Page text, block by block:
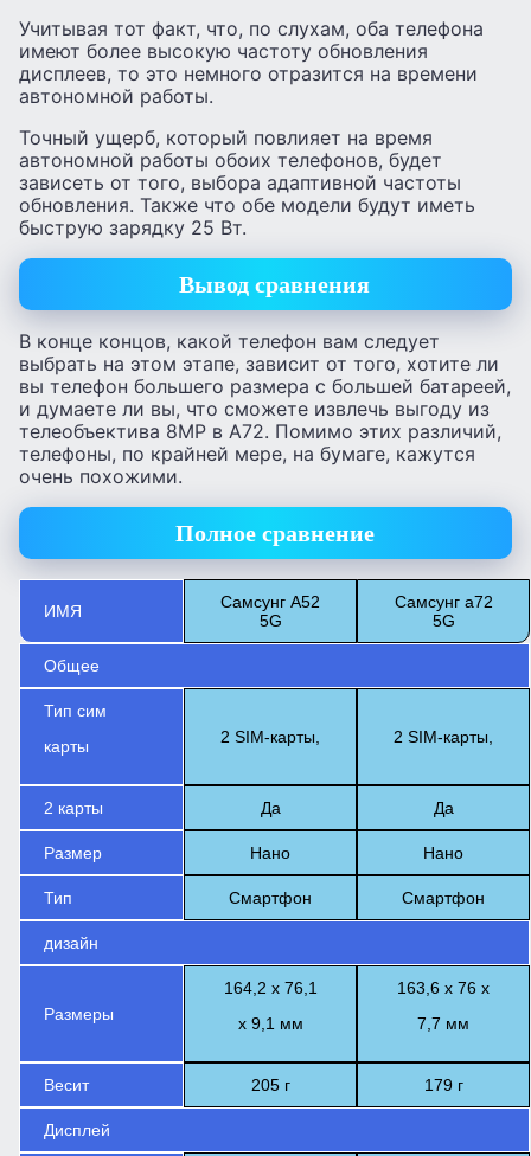
Учитывая тот факт, что, по слухам, оба телефона
имеют более высокую частоту обновления
дисплеев, то это немного отразится на времени
автономной работы.
Точный ущерб, который повлияет на время
автономной работы обоих телефонов, будет
зависеть от того, выбора адаптивной частоты
обновления. Также что обе модели будут иметь
быструю зарядку 25 Вт.
Вывод сравнения
В конце концов, какой телефон вам следует
выбрать на этом этапе, зависит от того, хотите ли
вы телефон большего размера с большей батареей,
и думаете ли вы, что сможете извлечь выгоду из
телеобъектива 8MP в A72. Помимо этих различий,
телефоны, по крайней мере, на бумаге, кажутся
очень похожими.
Полное сравнение
ИМЯ
Самсунг А52
5G
Самсунг а72
5G
Общее
Тип сим
карты
2 SIM-карты, 2 SIM-карты,
2 карты Да Да
Размер Нано Нано
Тип Смартфон Смартфон
дизайн
Размеры
164,2 х 76,1
х ​​9,1 мм
163,6 x 76 x
7,7 мм
Весит 205 г 179 г
Дисплей